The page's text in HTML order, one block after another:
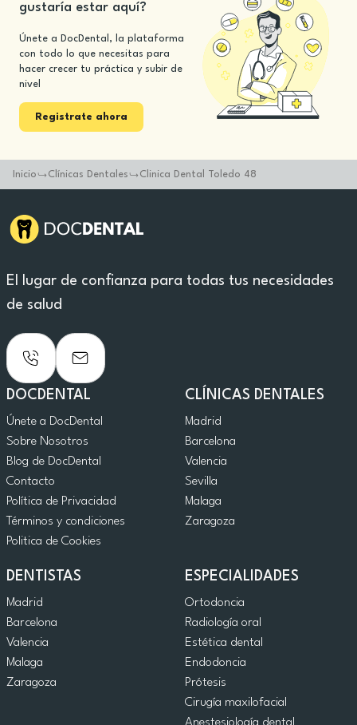
gustaría estar aquí?
Únete a DocDental, la plataforma
con todo lo que necesitas para
hacer crecer tu práctica y subir de
nivel
Registrate ahora
Inicio Clínicas Dentales Clinica Dental Toledo 48
El lugar de confianza para todas tus necesidades
de salud
DOCDENTAL
Únete a DocDental
Sobre Nosotros
Blog de DocDental
Contacto
Política de Privacidad
Términos y condiciones
Politica de Cookies
CLÍNICAS DENTALES
Madrid
Barcelona
Valencia
Sevilla
Malaga
Zaragoza
DENTISTAS
Madrid
Barcelona
Valencia
Malaga
Zaragoza
ESPECIALIDADES
Ortodoncia
Radiología oral
Estética dental
Endodoncia
Prótesis
Cirugía maxilofacial